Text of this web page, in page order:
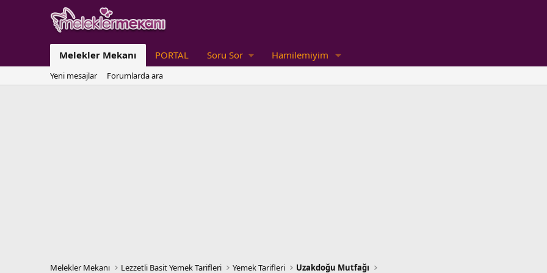
Melekler Mekanı PORTAL Soru Sor Hamilemiyim
Yeni mesajlar Forumlarda ara
Melekler Mekanı Lezzetli Basit Yemek Tarifleri Yemek Tarifleri Uzakdoğu Mutfağı